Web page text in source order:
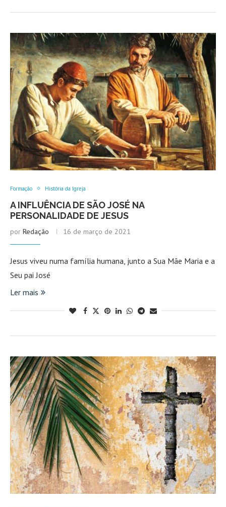
Formação História da Igreja
A INFLUÊNCIA DE SÃO JOSÉ NA
PERSONALIDADE DE JESUS
por Redação 16 de março de 2021
Jesus viveu numa família humana, junto a Sua Mãe Maria e a
Seu pai José
Ler mais